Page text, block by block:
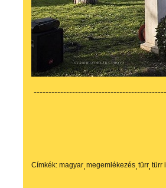
Címkék: magyar megemlékezés türr türr